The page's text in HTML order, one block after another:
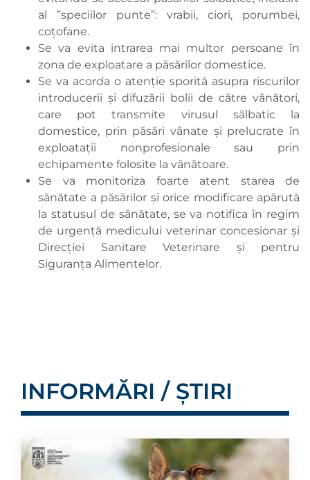
al ”speciilor punte”: vrabii, ciori, porumbei,
coțofane.
Se va evita intrarea mai multor persoane în
zona de exploatare a păsărilor domestice.
Se va acorda o atenție sporită asupra riscurilor
introducerii și difuzării bolii de către vânători,
care pot transmite virusul sălbatic la
domestice, prin păsări vânate și prelucrate în
exploatații nonprofesionale sau prin
echipamente folosite la vânătoare.
Se va monitoriza foarte atent starea de
sănătate a păsărilor și orice modificare apărută
la statusul de sănătate, se va notifica în regim
de urgență medicului veterinar concesionar și
Direcției Sanitare Veterinare și pentru
Siguranța Alimentelor.
INFORMĂRI / ȘTIRI